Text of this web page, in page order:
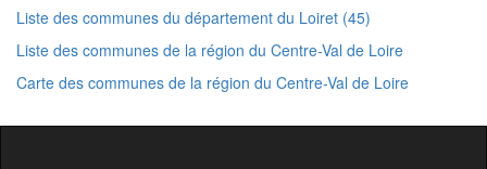
Liste des communes du département du Loiret (45)
Liste des communes de la région du Centre-Val de Loire
Carte des communes de la région du Centre-Val de Loire